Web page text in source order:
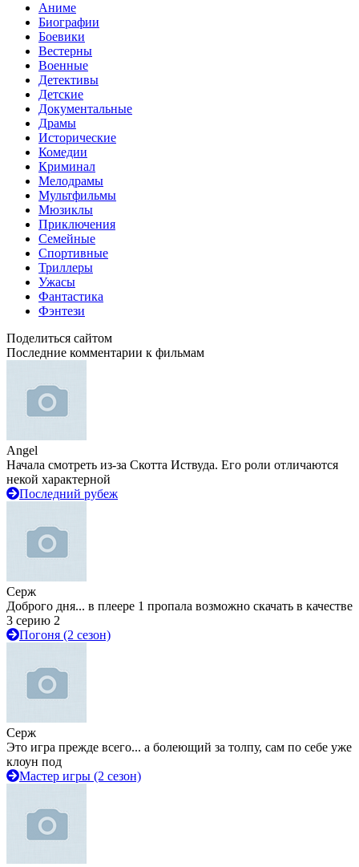
Аниме
Биографии
Боевики
Вестерны
Военные
Детективы
Детские
Документальные
Драмы
Исторические
Комедии
Криминал
Мелодрамы
Мультфильмы
Мюзиклы
Приключения
Семейные
Спортивные
Триллеры
Ужасы
Фантастика
Фэнтези
Поделиться сайтом
Последние комментарии к фильмам
Angel
Начала смотреть из-за Скотта Иствуда. Его роли отличаются
некой характерной
Последний рубеж
Серж
Доброго дня... в плеере 1 пропала возможно скачать в качестве
3 серию 2
Погоня (2 сезон)
Серж
Это игра прежде всего... а болеющий за толпу, сам по себе уже
клоун под
Мастер игры (2 сезон)